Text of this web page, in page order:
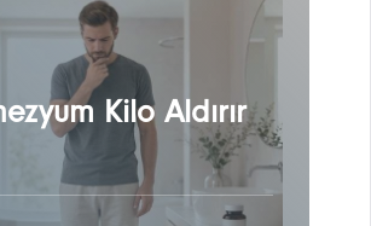
Kilo Aldırır